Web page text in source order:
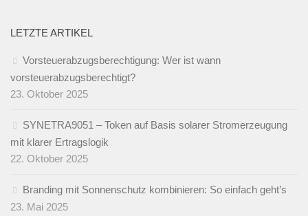
LETZTE ARTIKEL
Vorsteuerabzugsberechtigung: Wer ist wann
vorsteuerabzugsberechtigt?
23. Oktober 2025
SYNETRA9051 – Token auf Basis solarer Stromerzeugung
mit klarer Ertragslogik
22. Oktober 2025
Branding mit Sonnenschutz kombinieren: So einfach geht’s
23. Mai 2025